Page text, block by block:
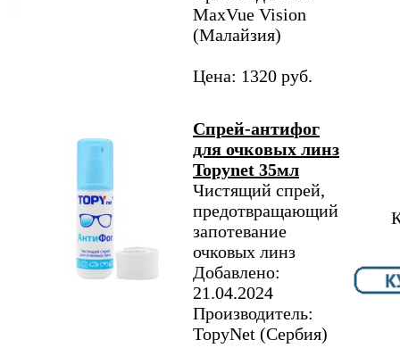
MaxVue Vision
(Малайзия)
Цена: 1320 руб.
Спрей-антифог
для очковых линз
Topynet 35мл
Чистящий спрей,
предотвращающий
запотевание
очковых линз
Добавлено:
21.04.2024
Производитель:
TopyNet​ (Сербия)